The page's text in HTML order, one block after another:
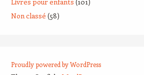
Non classé (58)
Proudly powered by WordPress